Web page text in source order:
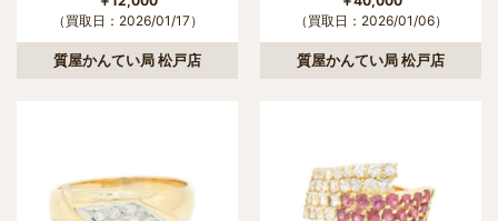
（買取日：2026/01/17）
質屋かんてい局 松戸店
（買取日：2026/01/06）
質屋かんてい局 松戸店